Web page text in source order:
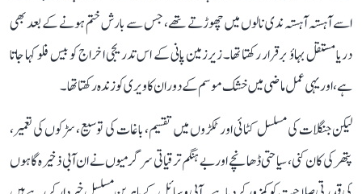
اسے آہستہ آہستہ ندی نالوں میں چھوڑتے تھے، جس سے بارش ختم ہونے کے بعد بھی
دریا مستقل بہاؤ برقرار رکھتا تھا۔ زیرزمین پانی کے اس تدریجی اخراج کو بیس فلو کہا جاتا
ہے، اور یہی عمل ماضی میں خشک موسم کے دوران کاویری کو زندہ رکھتا تھا۔
لیکن جنگلات کی مسلسل کٹائی اور ٹکڑوں میں تقسیم، باغات کی توسیع، سڑکوں کی تعمیر،
پتھر کی کان کنی، سیاحتی ڈھانچے اور بے ہنگم ترقیاتی سرگرمیوں نے ان آبی ذخیرہ گاہوں